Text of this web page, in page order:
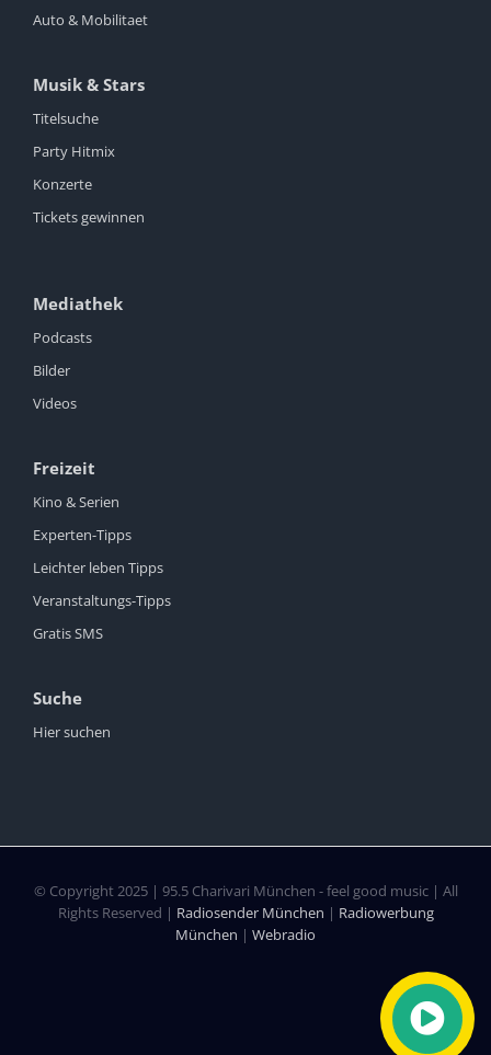
Auto & Mobilitaet
Musik & Stars
Titelsuche
Party Hitmix
Konzerte
Tickets gewinnen
Mediathek
Podcasts
Bilder
Videos
Freizeit
Kino & Serien
Experten-Tipps
Leichter leben Tipps
Veranstaltungs-Tipps
Gratis SMS
Suche
Hier suchen
© Copyright 2025 | 95.5 Charivari München - feel good music | All
Rights Reserved | Radiosender München | Radiowerbung
München | Webradio